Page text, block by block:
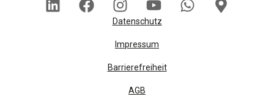
Datenschutz
Impressum
Barrierefreiheit
AGB